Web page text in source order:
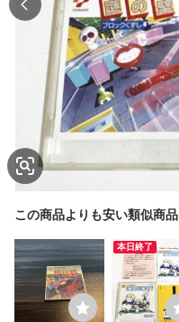
この商品よりも安い類似商品
本日終了